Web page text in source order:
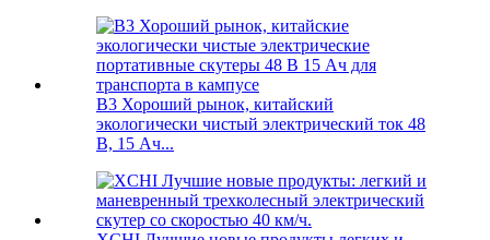
B3 Хороший рынок, китайский
экологически чистый электрический ток 48
В, 15 Ач...